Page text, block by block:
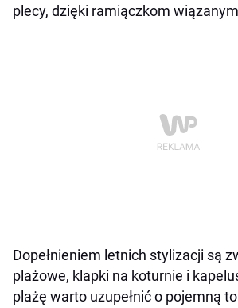
plecy, dzięki ramiączkom
Dopełnieniem letnich stylizacji są
plażowe, klapki na koturnie i
plażę warto uzupełnić o pojemną